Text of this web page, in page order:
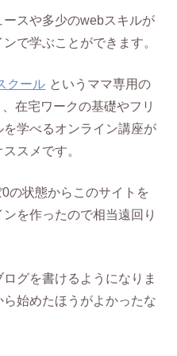
スや多少のwebスキルが
で学ぶことができます。
クール というママ専用の
在宅ワークの基礎やフリ
学べるオンライン講座が
スメです。
の状態からこのサイトを
を作ったので相当遠回り
グを書けるようになりま
始めたほうがよかったな